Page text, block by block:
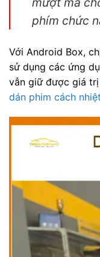
phím chức
Với Android Box,
sử dụng các ứng
vẫn giữ được giá
dán phim cách